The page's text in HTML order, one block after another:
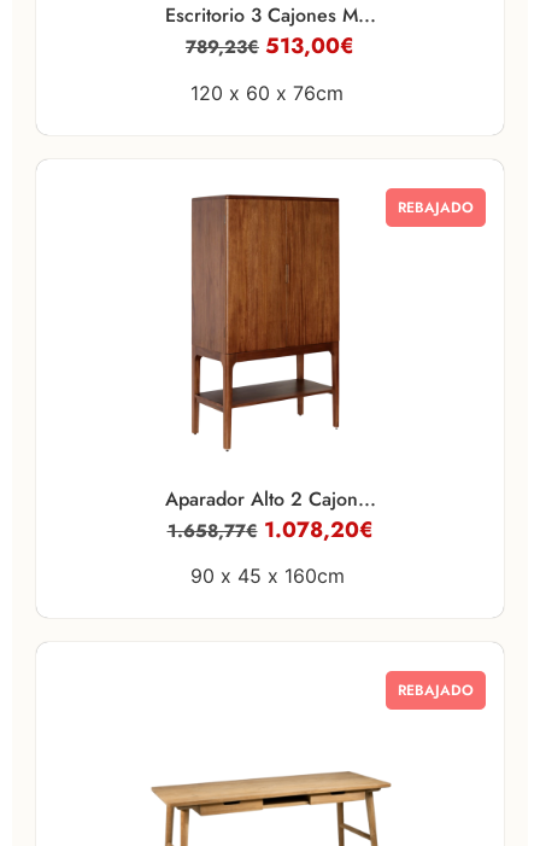
Escritorio 3 Cajones M...
789,23€ 513,00€
120 x 60 x 76cm
REBAJADO
Aparador Alto 2 Cajon...
1.658,77€ 1.078,20€
90 x 45 x 160cm
REBAJADO